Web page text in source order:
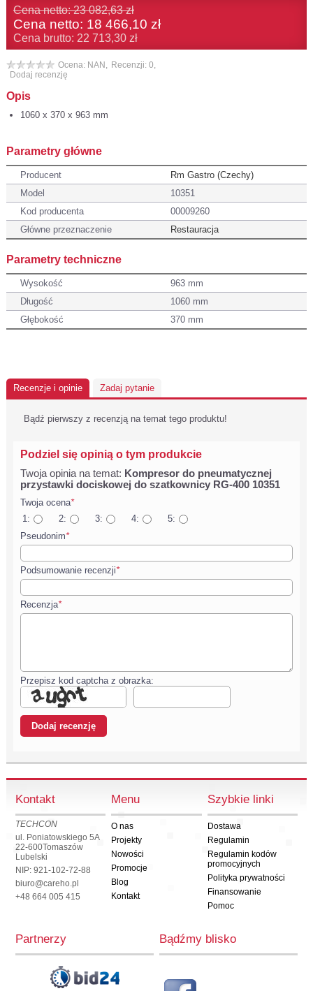
Cena netto: 23 082,63 zł
Cena netto: 18 466,10 zł
Cena brutto: 22 713,30 zł
Ocena: NAN, Recenzji: 0,
Dodaj recenzję
Opis
1060 x 370 x 963 mm
Parametry główne
Producent
Rm Gastro (Czechy)
Model
10351
Kod producenta
00009260
Główne przeznaczenie
Restauracja
Parametry techniczne
Wysokość
963 mm
Długość
1060 mm
Głębokość
370 mm
Recenzje i opinie Zadaj pytanie
Bądź pierwszy z recenzją na temat tego produktu!
Podziel się opinią o tym produkcie
Twoja opinia na temat: Kompresor do pneumatycznej
przystawki dociskowej do szatkownicy RG-400 10351
Twoja ocena*
1:
2: 3: 4:
5:
Pseudonim*
Podsumowanie recenzji*
Recenzja*
Przepisz kod captcha z obrazka:
Kontakt
TECHCON
ul. Poniatowskiego 5A
22-600Tomaszów
Lubelski
NIP: 921-102-72-88
biuro@careho.pl
+48 664 005 415
Menu
O nas
Projekty
Nowości
Promocje
Blog
Kontakt
Szybkie linki
Dostawa
Regulamin
Regulamin kodów
promocyjnych
Polityka prywatności
Finansowanie
Pomoc
Partnerzy Bądźmy blisko